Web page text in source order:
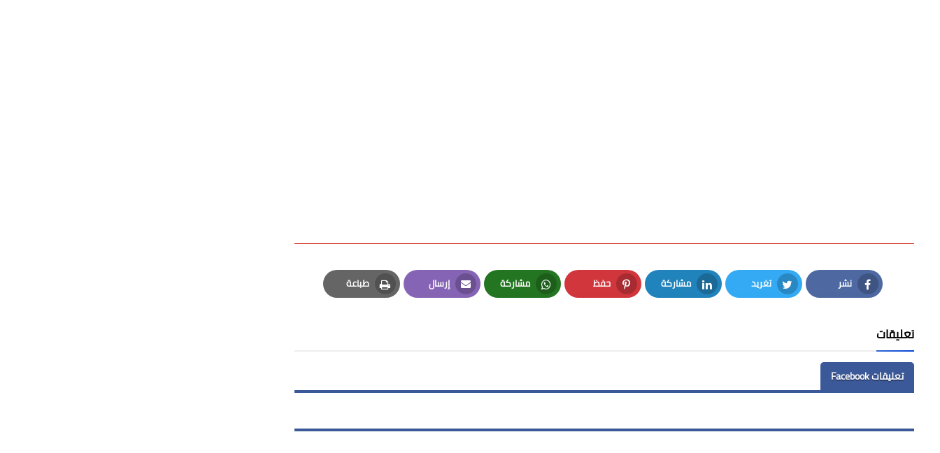
نشر
Facebook
تغريد
Twitter
مشاركة
LinkedIn
حفظ
Pinterest
مشاركة
Whatsapp
إرسال
Email
طباعة
Print
تعليقات
تعليقات Facebook